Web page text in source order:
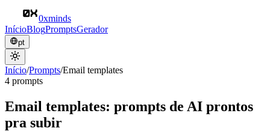
0xminds
InícioBlogPromptsGerador
pt
Início/Prompts/Email templates
4 prompts
Email templates: prompts de AI prontos
pra subir